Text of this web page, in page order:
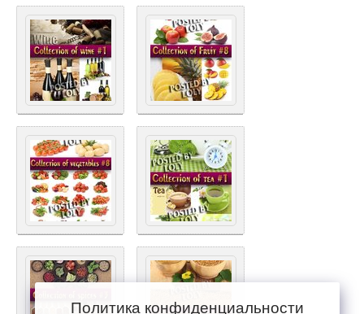
Политика конфиденциальности